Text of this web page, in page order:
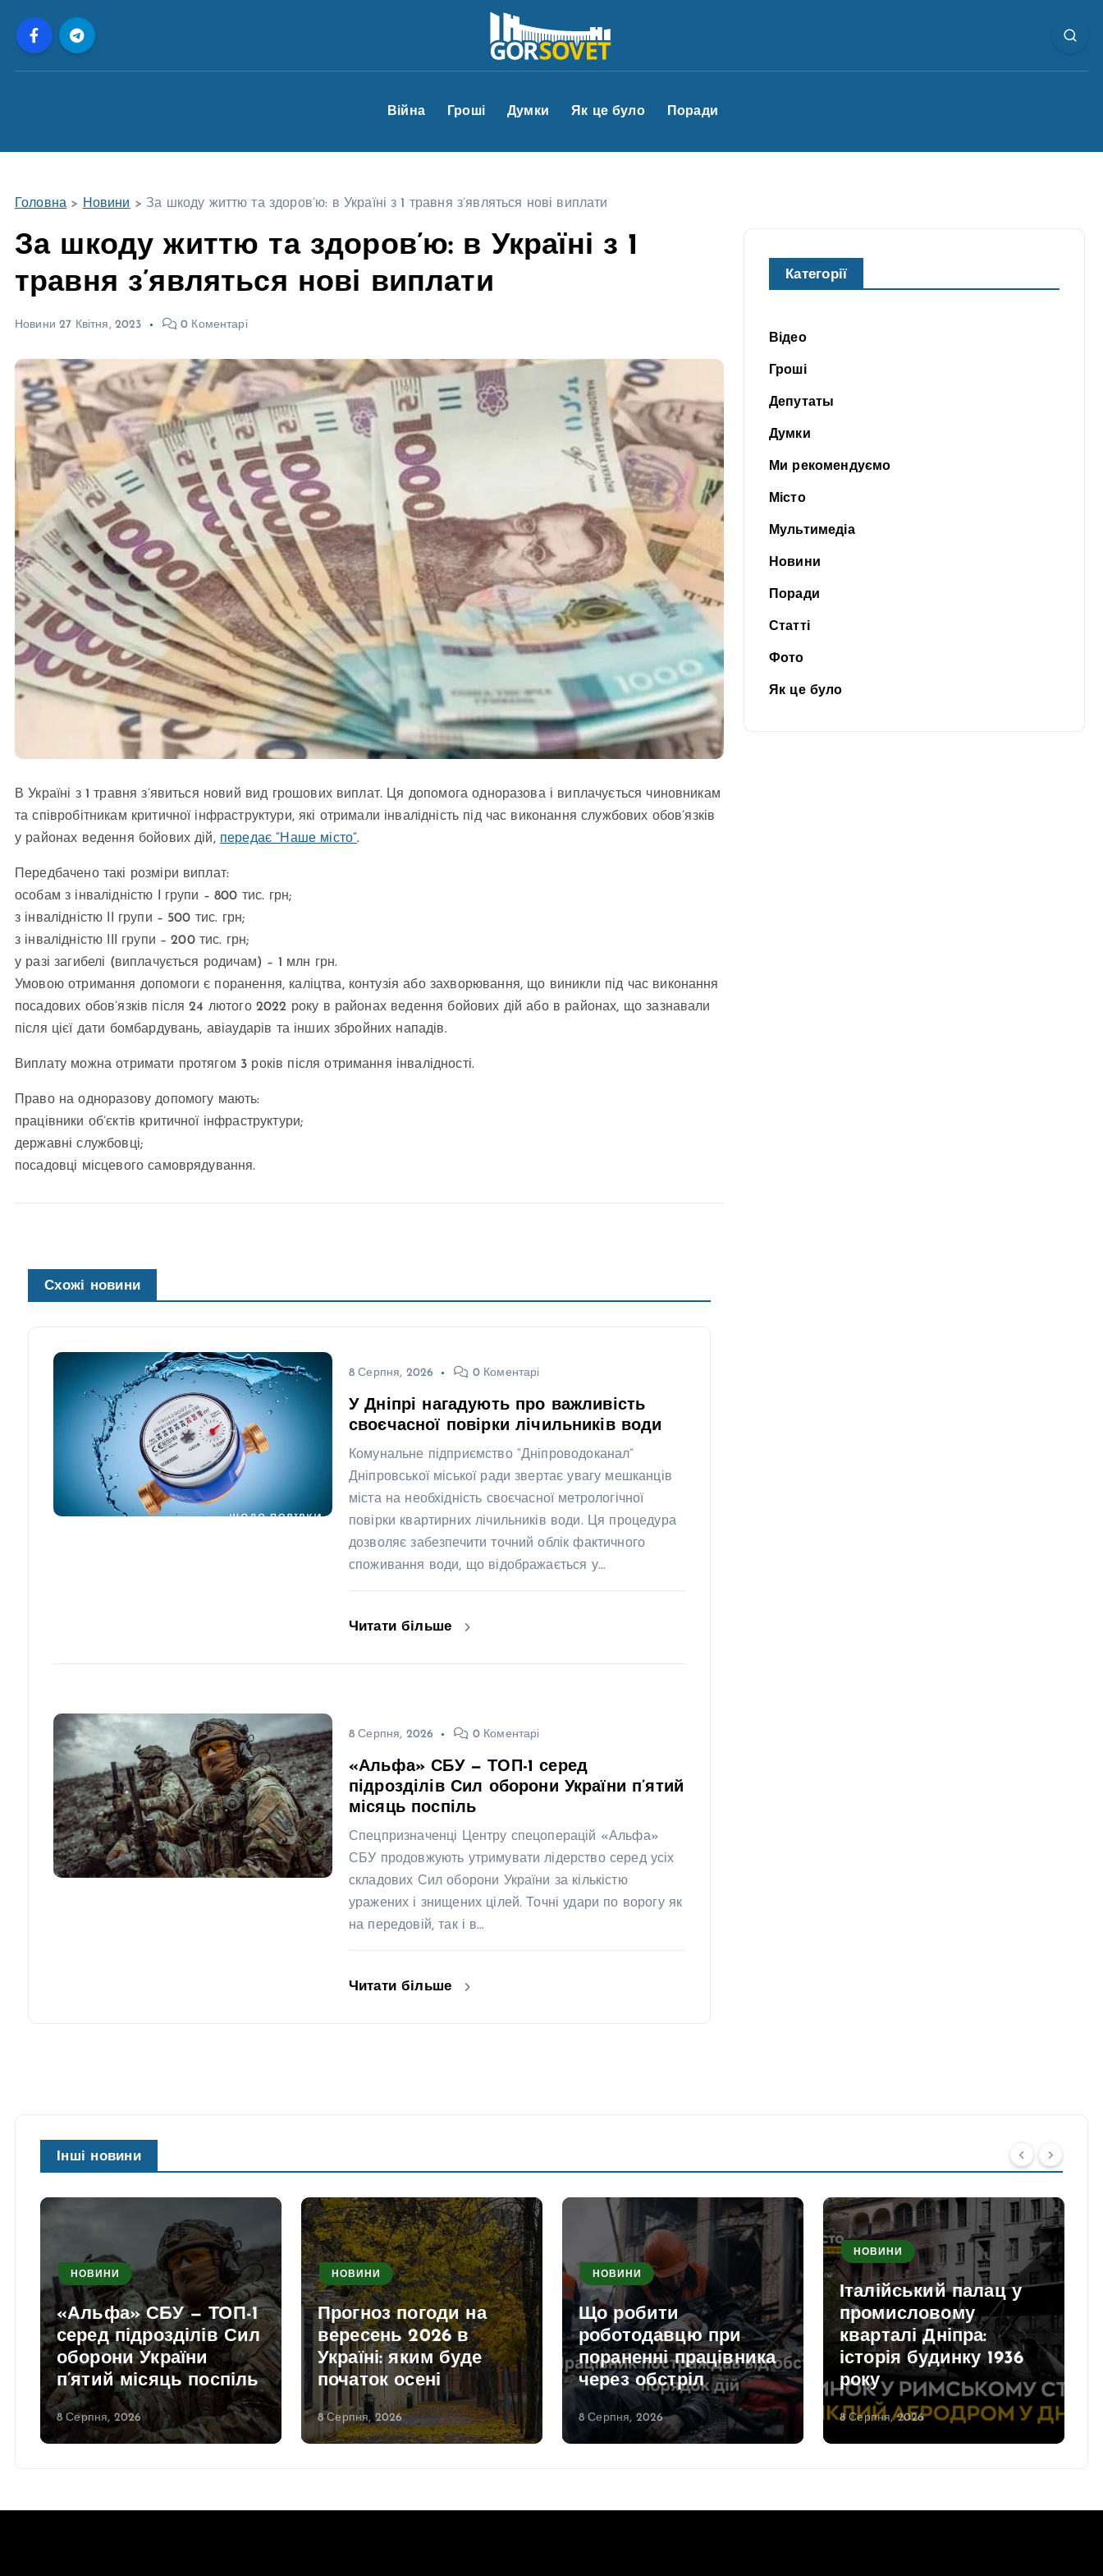
Війна Гроші Думки Як це було Поради
Головна > Новини > За шкоду життю та здоров’ю: в Україні з 1 травня з’являться нові виплати
За шкоду життю та здоров’ю: в Україні з 1
травня з’являться нові виплати
Новини 27 Квітня, 2023 0 Коментарі
В Україні з 1 травня з’явиться новий вид грошових виплат. Ця допомога одноразова і виплачується чиновникам
та співробітникам критичної інфраструктури, які отримали інвалідність під час виконання службових обов’язків
у районах ведення бойових дій, передає “Наше місто”.
Передбачено такі розміри виплат:
особам з інвалідністю І групи – 800 тис. грн;
з інвалідністю ІІ групи – 500 тис. грн;
з інвалідністю ІІІ групи – 200 тис. грн;
у разі загибелі (виплачується родичам) – 1 млн грн.
Умовою отримання допомоги є поранення, каліцтва, контузія або захворювання, що виникли під час виконання
посадових обов’язків після 24 лютого 2022 року в районах ведення бойових дій або в районах, що зазнавали
після цієї дати бомбардувань, авіаударів та інших збройних нападів.
Виплату можна отримати протягом 3 років після отримання інвалідності.
Право на одноразову допомогу мають:
працівники об’єктів критичної інфраструктури;
державні службовці;
посадовці місцевого самоврядування.
Схожі новини
8 Серпня, 2026 0 Коментарі
У Дніпрі нагадують про важливість
своєчасної повірки лічильників води
Комунальне підприємство “Дніпроводоканал”
Дніпровської міської ради звертає увагу мешканців
міста на необхідність своєчасної метрологічної
повірки квартирних лічильників води. Ця процедура
дозволяє забезпечити точний облік фактичного
споживання води, що відображається у…
Читати більше
8 Серпня, 2026 0 Коментарі
«Альфа» СБУ — ТОП-1 серед
підрозділів Сил оборони України п’ятий
місяць поспіль
Спецпризначенці Центру спецоперацій «Альфа»
СБУ продовжують утримувати лідерство серед усіх
складових Сил оборони України за кількістю
уражених і знищених цілей. Точні удари по ворогу як
на передовій, так і в…
Читати більше
Категорії
Відео
Гроші
Депутаты
Думки
Ми рекомендуємо
Місто
Мультимедіа
Новини
Поради
Статті
Фото
Як це було
Інші новини
НОВИНИ
«Альфа» СБУ — ТОП-1
серед підрозділів Сил
оборони України
п’ятий місяць поспіль
8 Серпня, 2026
НОВИНИ
Прогноз погоди на
вересень 2026 в
Україні: яким буде
початок осені
8 Серпня, 2026
НОВИНИ
Що робити
роботодавцю при
пораненні працівника
через обстріл
8 Серпня, 2026
НОВИНИ
Італійський палац у
промисловому
кварталі Дніпра:
історія будинку 1936
року
8 Серпня, 2026